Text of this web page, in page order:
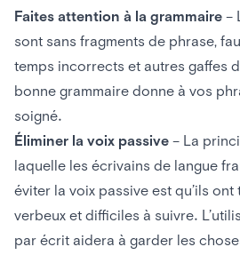
Faites attention à la grammaire –
sont sans fragments de phrase,
temps incorrects et autres gaffes
bonne grammaire donne à vos
soigné.
Éliminer la voix passive – La
laquelle les écrivains de langue
éviter la voix passive est qu’ils
verbeux et difficiles à suivre.
par écrit aidera à garder les